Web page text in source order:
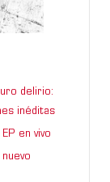
delirio:
inéditas
en vivo